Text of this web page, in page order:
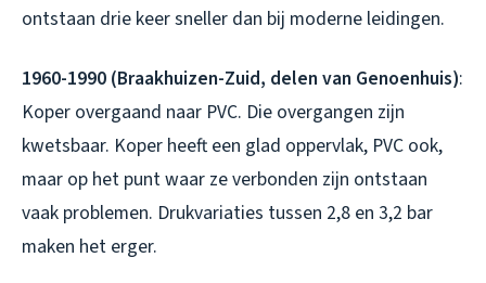
ontstaan drie keer sneller dan bij moderne leidingen.
1960-1990 (Braakhuizen-Zuid, delen van Genoenhuis):
Koper overgaand naar PVC. Die overgangen zijn
kwetsbaar. Koper heeft een glad oppervlak, PVC ook,
maar op het punt waar ze verbonden zijn ontstaan
vaak problemen. Drukvariaties tussen 2,8 en 3,2 bar
maken het erger.